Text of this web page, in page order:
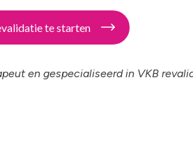
te starten
en gespecialiseerd in VKB